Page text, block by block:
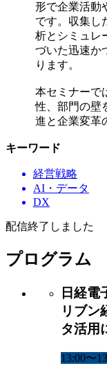
形で企業活動
です。収集し
析とシミュレ
づいた迅速か
ります。
本セミナーで
性、部門の壁
進と企業変革
キーワード
経営戦略
AI・データ
DX
配信終了しました
プログラム
日経電
リブン
タ活用
13:00〜